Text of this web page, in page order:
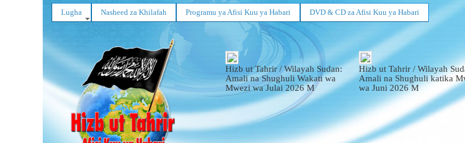
Lugha Nasheed za Khilafah Programu ya Afisi Kuu ya Habari DVD & CD za Afisi Kuu ya Habari
Hizb ut Tahrir / Wilayah Sudan:
Amali na Shughuli Wakati wa
Mwezi wa Julai 2026 M
Hizb ut Tahrir / Wilayah
Amali na Shughuli katika
wa Juni 2026 M